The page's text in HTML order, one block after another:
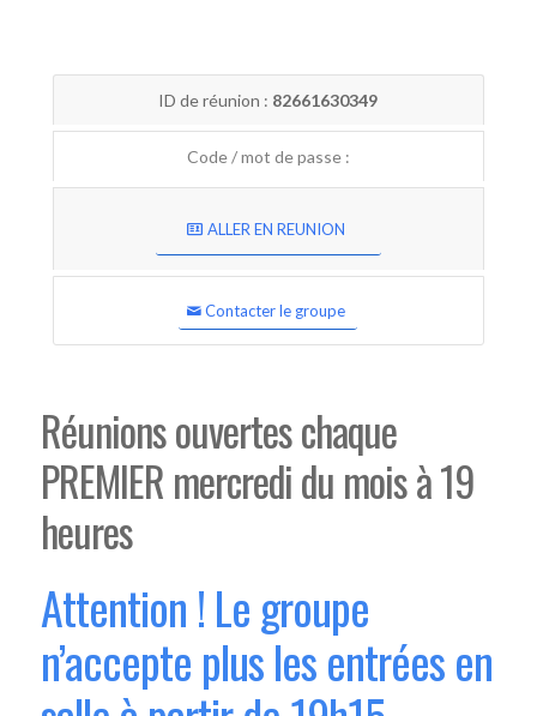
ID de réunion : 82661630349
Code / mot de passe :
ALLER EN REUNION
Contacter le groupe
Réunions ouvertes chaque
PREMIER mercredi du mois à 19
heures
Attention ! Le groupe
n’accepte plus les entrées en